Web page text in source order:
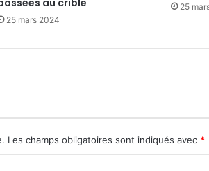
au crible
25 mars 2024
25
Les champs obligatoires sont indiqués avec *